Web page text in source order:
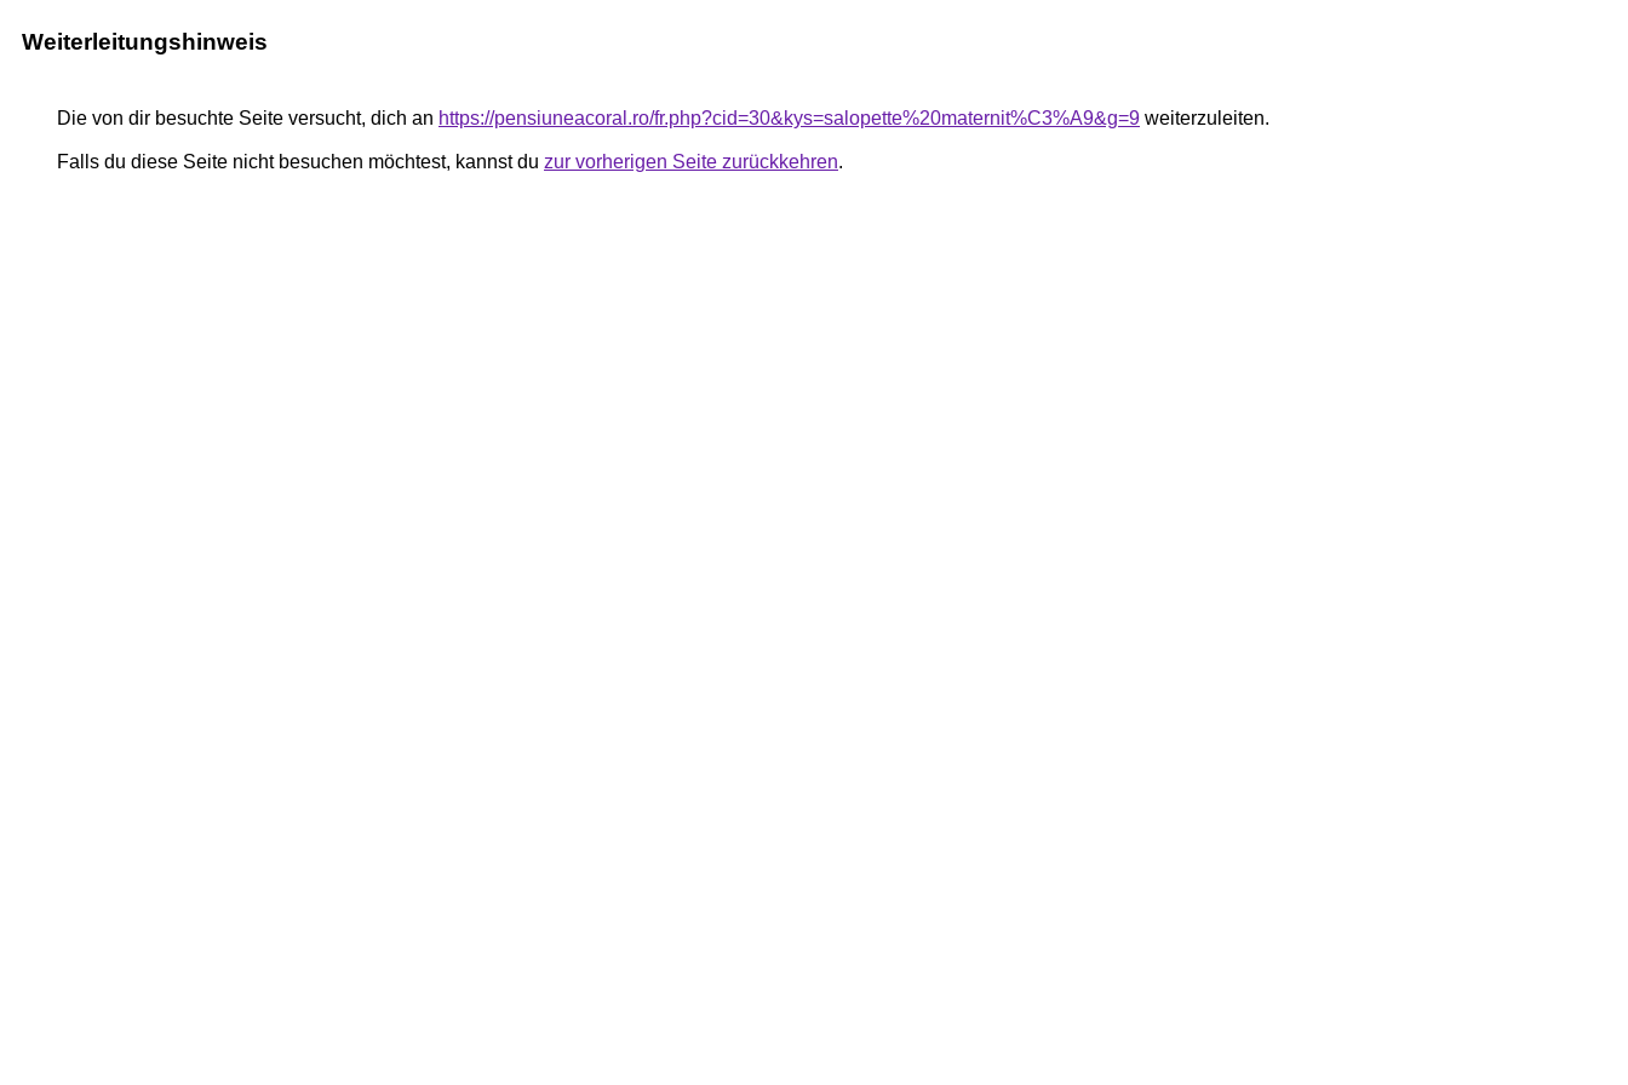
Weiterleitungshinweis
Die von dir besuchte Seite versucht, dich an https://pensiuneacoral.ro/fr.php?cid=30&kys=salopette%20maternit%C3%A9&g=9 weiterzuleiten.
Falls du diese Seite nicht besuchen möchtest, kannst du zur vorherigen Seite zurückkehren.